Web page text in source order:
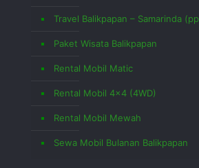
Travel Balikpapan – Samarinda
Paket Wisata Balikpapan
Rental Mobil Matic
Rental Mobil 4×4 (4WD)
Rental Mobil Mewah
Sewa Mobil Bulanan Balikpapan